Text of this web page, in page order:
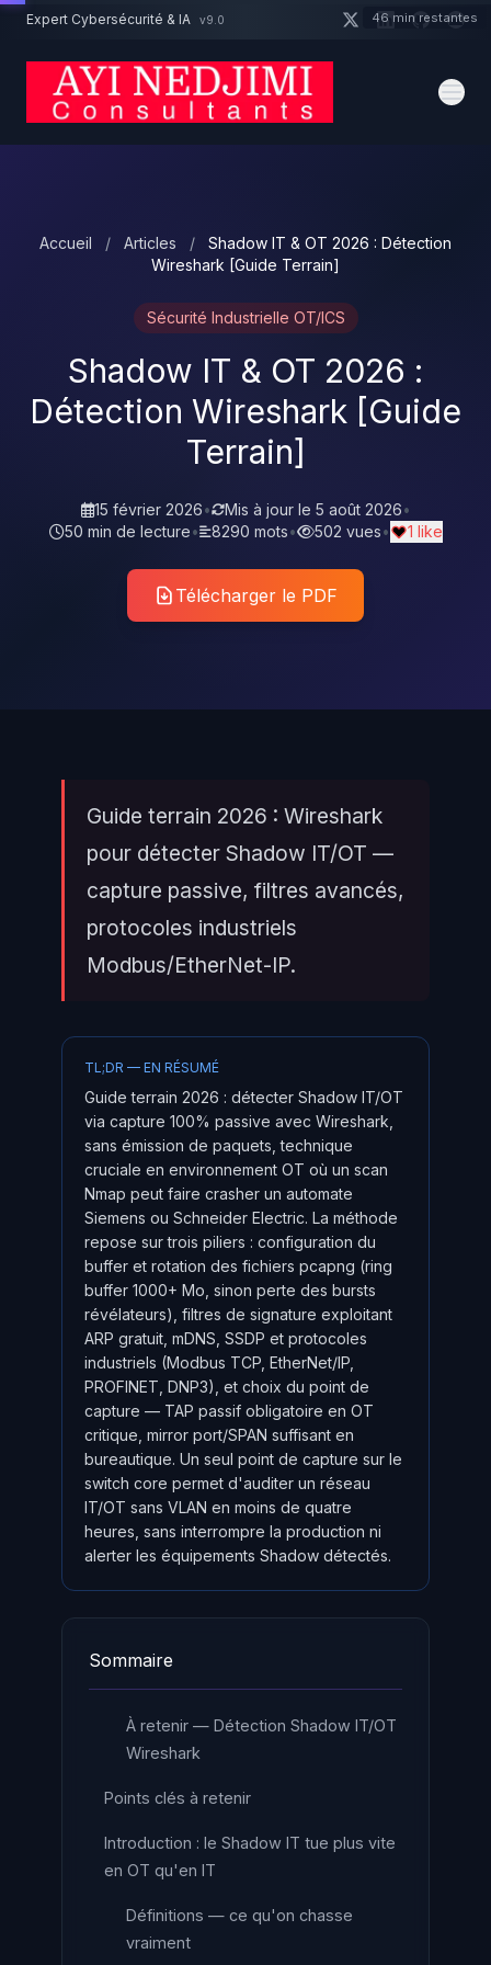
Aller au contenu principal
Expert Cybersécurité & IA v9.0
Accueil / Articles /
Shadow IT & OT 2026 : Détection
Wireshark [Guide Terrain]
Sécurité Industrielle OT/ICS
Shadow IT & OT 2026 :
Détection Wireshark [Guide
Terrain]
15 février 2026• Mis à jour le 5 août 2026•
50 min de lecture• 8290 mots• 502 vues• 1 like
Télécharger le PDF
Guide terrain 2026 : Wireshark
pour détecter Shadow IT/OT —
capture passive, filtres avancés,
protocoles industriels
Modbus/EtherNet-IP.
TL;DR — EN RÉSUMÉ
Guide terrain 2026 : détecter Shadow IT/OT
via capture 100% passive avec Wireshark,
sans émission de paquets, technique
cruciale en environnement OT où un scan
Nmap peut faire crasher un automate
Siemens ou Schneider Electric. La méthode
repose sur trois piliers : configuration du
buffer et rotation des fichiers pcapng (ring
buffer 1000+ Mo, sinon perte des bursts
révélateurs), filtres de signature exploitant
ARP gratuit, mDNS, SSDP et protocoles
industriels (Modbus TCP, EtherNet/IP,
PROFINET, DNP3), et choix du point de
capture — TAP passif obligatoire en OT
critique, mirror port/SPAN suffisant en
bureautique. Un seul point de capture sur le
switch core permet d'auditer un réseau
IT/OT sans VLAN en moins de quatre
heures, sans interrompre la production ni
alerter les équipements Shadow détectés.
Sommaire
À retenir — Détection Shadow IT/OT
Wireshark
Points clés à retenir
Introduction : le Shadow IT tue plus vite
en OT qu'en IT
Définitions — ce qu'on chasse
vraiment
Un projet cybersécurité ? 46 min restantes